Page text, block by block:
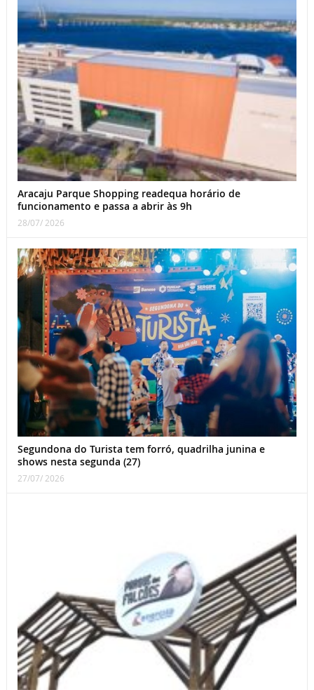
Aracaju Parque Shopping readequa horário de
funcionamento e passa a abrir às 9h
28/07/ 2026
Segundona do Turista tem forró, quadrilha junina e
shows nesta segunda (27)
27/07/ 2026